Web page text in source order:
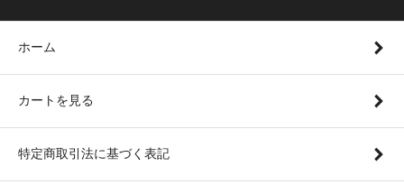
ホーム
カートを見る
特定商取引法に基づく表記